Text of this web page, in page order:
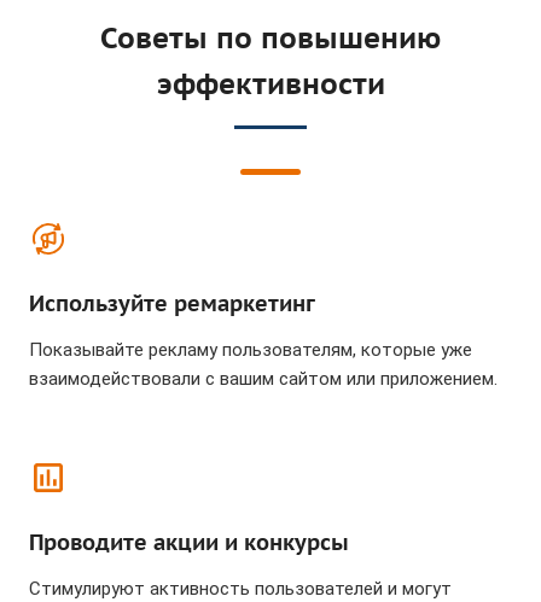
Советы по повышению
эффективности
Используйте ремаркетинг
Показывайте рекламу пользователям, которые уже
взаимодействовали с вашим сайтом или приложением.
Проводите акции и конкурсы
Стимулируют активность пользователей и могут